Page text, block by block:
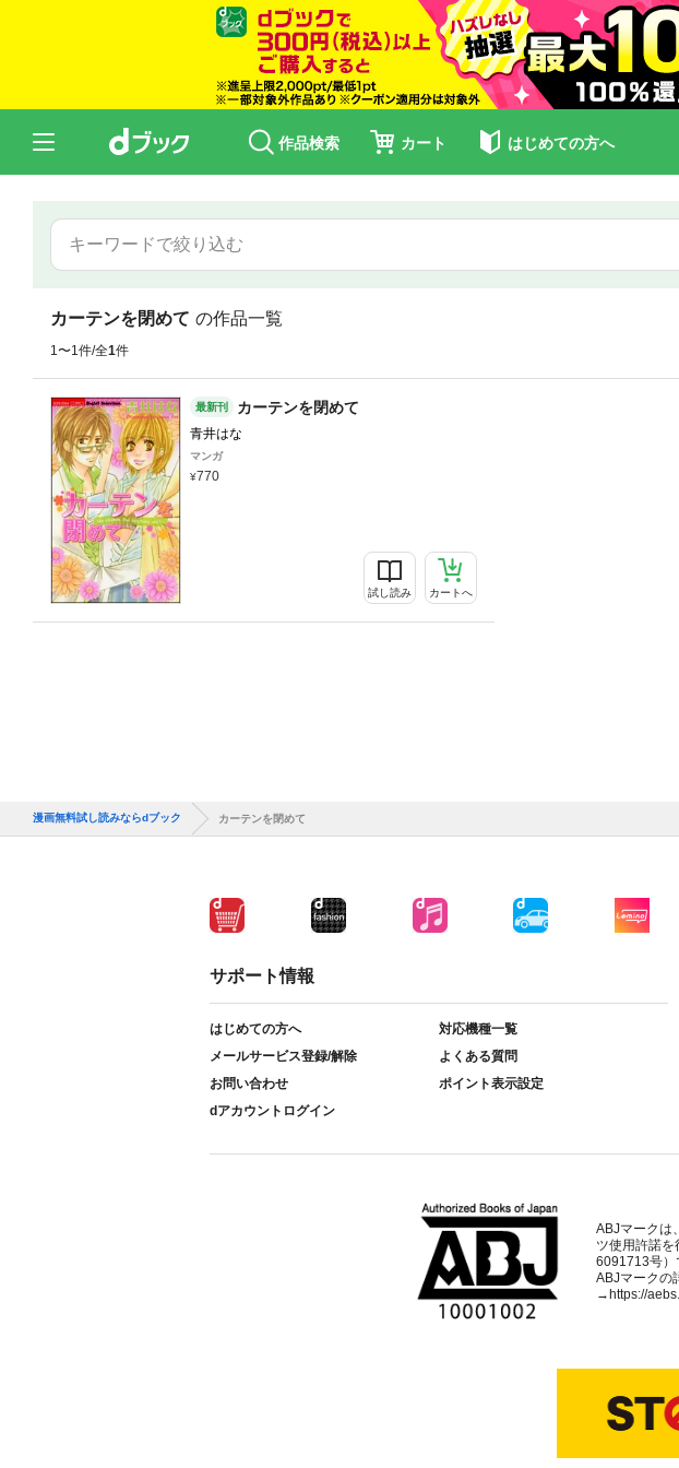
作品検索 カート はじめての方へ
カーテンを閉めて の作品一覧
1〜1件/全1件
最新刊 カーテンを閉めて
青井はな
マンガ
770
試し読み カートへ
漫画無料試し読みならdブック カーテンを閉めて
サポート情報
はじめての方へ
対応機種一覧
メールサービス登録/解除
よくある質問
お問い合わせ
ポイント表示設定
dアカウントログイン
ABJマークは
ツ使用許諾
6091713号）
ABJマークの
→https://